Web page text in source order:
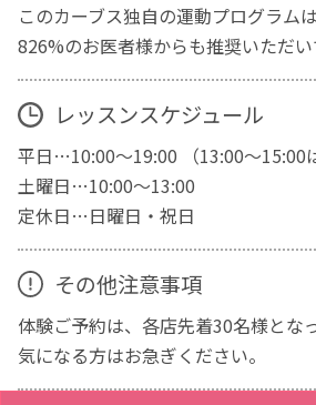
このカーブス独自の運動プログラム
826%のお医者様からも推奨いただい
レッスンスケジュール
平日…10:00～19:00 （13:00～15:00
土曜日…10:00～13:00
定休日…日曜日・祝日
その他注意事項
体験ご予約は、各店先着30名様とな
気になる方はお急ぎください。